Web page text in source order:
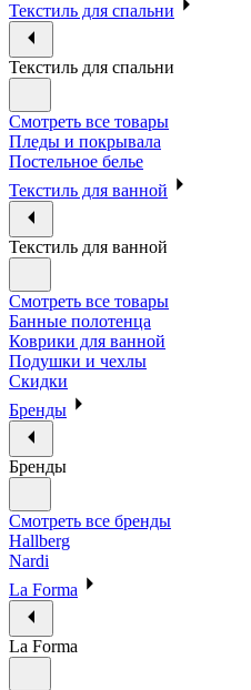
Текстиль для спальни
Текстиль для спальни
Смотреть все товары
Пледы и покрывала
Постельное белье
Текстиль для ванной
Текстиль для ванной
Смотреть все товары
Банные полотенца
Коврики для ванной
Подушки и чехлы
Скидки
Бренды
Бренды
Смотреть все бренды
Hallberg
Nardi
La Forma
La Forma